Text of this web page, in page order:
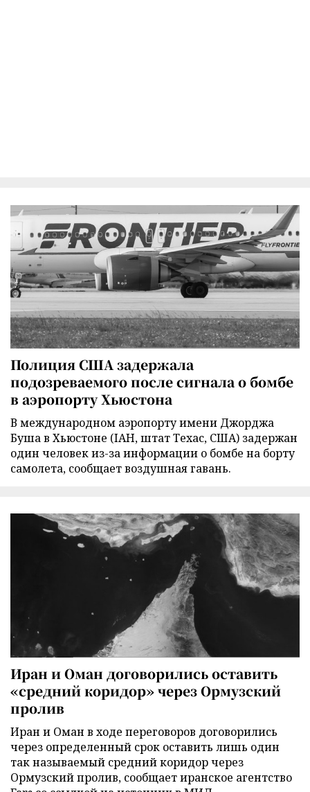
Полиция США задержала
подозреваемого после сигнала о бомбе
в аэропорту Хьюстона
В международном аэропорту имени Джорджа
Буша в Хьюстоне (IAH, штат Техас, США) задержан
один человек из-за информации о бомбе на борту
самолета, сообщает воздушная гавань.
Иран и Оман договорились оставить
«средний коридор» через Ормузский
пролив
Иран и Оман в ходе переговоров договорились
через определенный срок оставить лишь один
так называемый средний коридор через
Ормузский пролив, сообщает иранское агентство